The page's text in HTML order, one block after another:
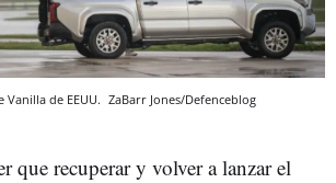
Vanilla de EEUU. ZaBarr Jones/Defenceblog
que recuperar y volver a lanzar el